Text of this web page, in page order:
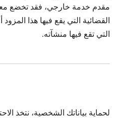
مقدم خدمة خارجي، فقد تخضع
القضائية التي يقع فيها هذا المزود
التي تقع فيها منشآته.
لحماية بياناتك الشخصية، نتخذ